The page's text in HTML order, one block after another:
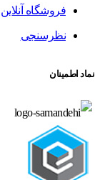
فروشگاه آنلاین
نظرسنجی
نماد اطمینان